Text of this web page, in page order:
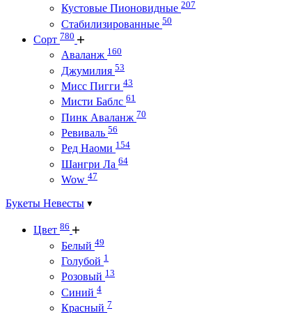
Кустовые Пионовидные 207
Стабилизированные 50
Сорт 780
Аваланж 160
Джумилия 53
Мисс Пигги 43
Мисти Баблс 61
Пинк Аваланж 70
Ревиваль 56
Ред Наоми 154
Шангри Ла 64
Wow 47
Букеты Невесты
Цвет 86
Белый 49
Голубой 1
Розовый 13
Синий 4
Красный 7